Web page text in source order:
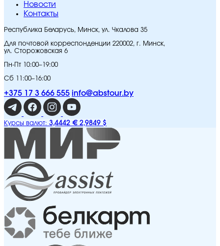
Новости
Контакты
Республика Беларусь, Минск, ул. Чкалова 35
Для почтовой корреспонденции 220002, г. Минск,
ул. Сторожовская 6
Пн-Пт 10:00–19:00
Сб 11:00–16:00
+375 17 3 666 555 info@abstour.by
Курсы валют: 3,4442 € 2,9849 $